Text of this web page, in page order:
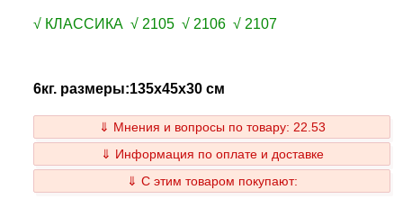
√ КЛАССИКА √ 2105 √ 2106 √ 2107
6кг. размеры:135x45x30 см
⇓ Мнения и вопросы по товару: 22.53
⇓ Информация по оплате и доставке
⇓ С этим товаром покупают: